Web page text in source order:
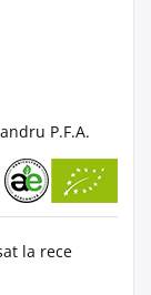
P.F.A.